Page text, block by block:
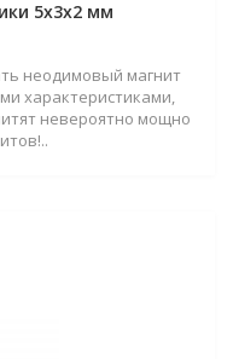
5x3x2 мм
неодимовый магнит
характеристиками,
невероятно мощно